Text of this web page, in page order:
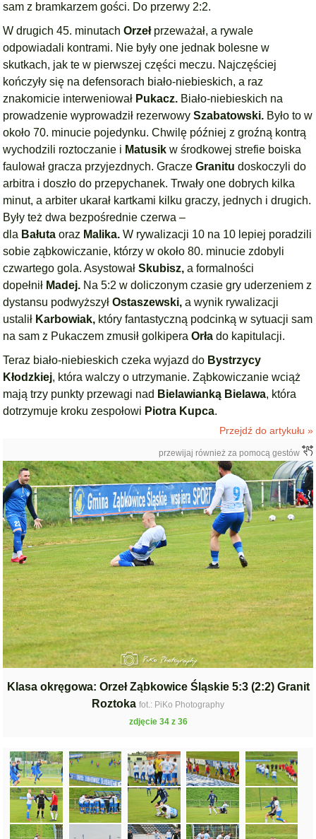
sam z bramkarzem gości. Do przerwy 2:2.
W drugich 45. minutachOrzełprzeważał, a rywale
odpowiadali kontrami. Nie były one jednak bolesne w
skutkach, jak te w pierwszej części meczu. Najczęściej
kończyły się na defensorach biało-niebieskich, a raz
znakomicie interweniował Pukacz. Biało-niebieskich na
prowadzenie wyprowadził rezerwowySzabatowski. Było to w
około 70. minucie pojedynku. Chwilę później z groźną kontrą
wychodzili roztoczanie i Matusik w środkowej strefie boiska
faulował gracza przyjezdnych. GraczeGranitu doskoczyli do
arbitra i doszło do przepychanek. Trwały one dobrych kilka
minut, a arbiter ukarał kartkami kilku graczy, jednych i drugich.
Były też dwa bezpośrednie czerwa –
dla Bałuta oraz Malika. W rywalizacji 10 na 10 lepiej poradzili
sobie ząbkowiczanie, którzy w około 80. minucie zdobyli
czwartego gola. AsystowałSkubisz, a formalności
dopełnił Madej. Na 5:2 w doliczonym czasie gry uderzeniem z
dystansu podwyższyłOstaszewski, a wynik rywalizacji
ustalił Karbowiak, który fantastyczną podcinką w sytuacji sam
na sam z Pukaczem zmusił golkiperaOrła do kapitulacji.
Teraz biało-niebieskich czeka wyjazd do Bystrzycy
Kłodzkiej, która walczy o utrzymanie. Ząbkowiczanie wciąż
mają trzy punkty przewagi nad Bielawianką Bielawa, która
dotrzymuje kroku zespołowi Piotra Kupca.
Przejdź do artykułu »
przewijaj również za pomocą gestów
Klasa okręgowa: Orzeł Ząbkowice Śląskie 5:3 (2:2) Granit
Roztoka fot.: PiKo Photography
zdjęcie 34 z 36